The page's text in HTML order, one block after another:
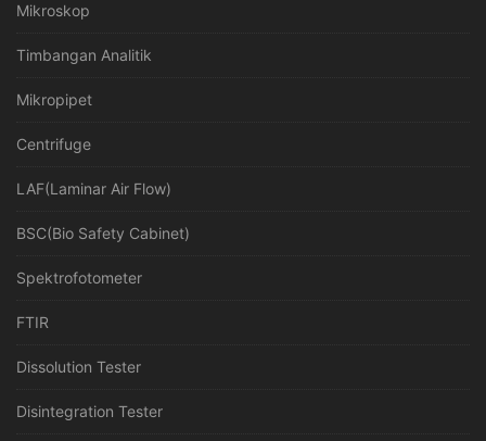
Mikroskop
Timbangan Analitik
Mikropipet
Centrifuge
LAF(Laminar Air Flow)
BSC(Bio Safety Cabinet)
Spektrofotometer
FTIR
Dissolution Tester
Disintegration Tester